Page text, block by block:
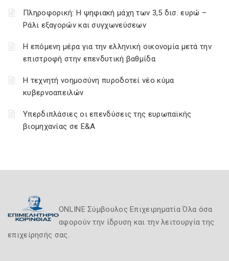
Πληροφορική: Η ψηφιακή μάχη των 3,5 δισ. ευρώ –
Ράλι εξαγορών και συγχωνεύσεων
Η επόμενη μέρα για την ελληνική οικονομία μετά την
επιστροφή στην επενδυτική βαθμίδα
Η τεχνητή νοημοσύνη πυροδοτεί νέο κύμα
κυβερνοαπειλών
Υπερδιπλάσιες οι επενδύσεις της ευρωπαϊκής
βιομηχανίας σε Ε&Α
ONLINE Σύμβουλος Επιχειρηματία Όλα όσα
αφορούν την ίδρυση και την λειτουργία της
επιχείρησής σας.